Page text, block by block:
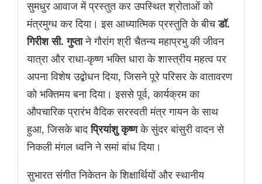
सुमधुर आवाज में प्रस्तुत कर उपस्थित श्रोताओं को
मंत्रमुग्ध कर दिया। इस आध्यात्मिक प्रस्तुति के बीचडॉ.
गिरीश सी. गुप्ताने गौरांग श्री चैतन्य महाप्रभु की जीवन
यात्रा और राधा-कृष्ण भक्ति धारा के शास्त्रीय महत्व पर
अपना विशेष उद्बोधन दिया, जिसने पूरे परिसर के वातावरण
को भक्तिमय बना दिया। इससे पूर्व, कार्यक्रम का
औपचारिक प्रारंभ वैदिक सरस्वती मंत्र गायन के साथ
हुआ, जिसके बादप्रियांशु कृष्णके सुंदर बांसुरी वादन से
निकली मंगल ध्वनि ने समां बांध दिया।
सुभारत संगीत निकेतन के शिक्षार्थियों और स्थानीय